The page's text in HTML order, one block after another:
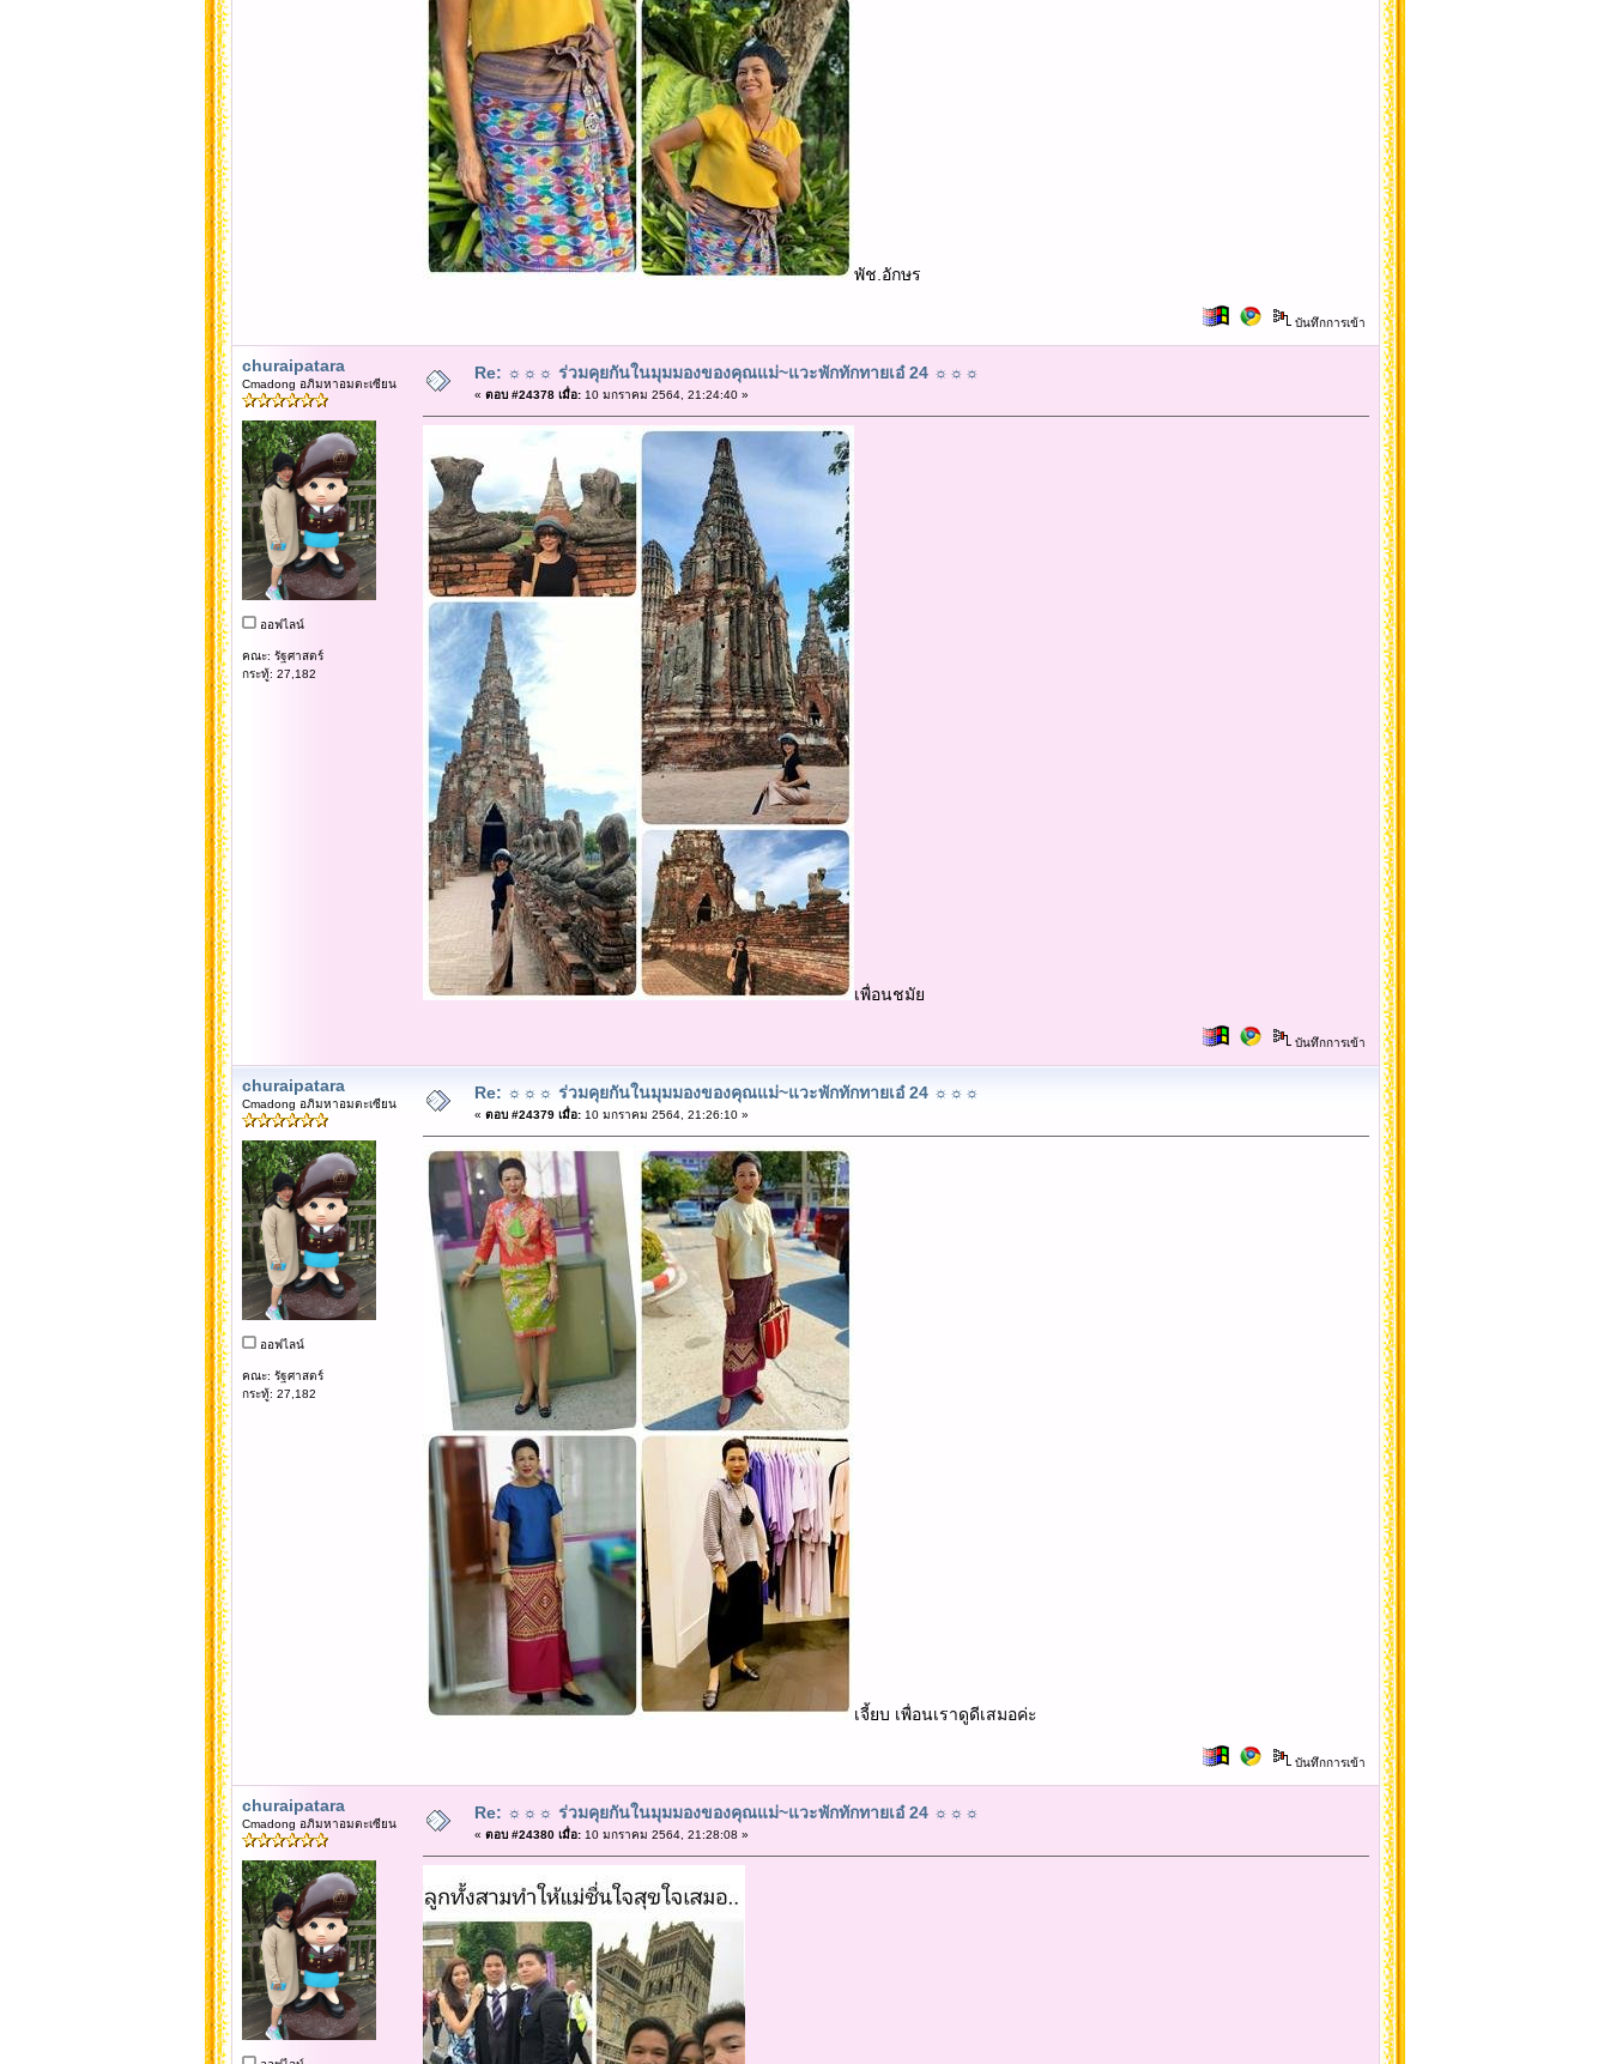
พัช.อักษร
บันทึกการเข้า
churaipatara
Cmadong อภิมหาอมตะเซียน
ออฟไลน์
คณะ: รัฐศาสตร์
กระทู้: 27,182
Re: ☼☼☼ ร่วมคุยกันในมุมมองของคุณแม่~แวะพักทักทายเอ๋ 24 ☼☼☼
« ตอบ #24378 เมื่อ:10 มกราคม 2564, 21:24:40 »
เพื่อนชมัย
บันทึกการเข้า
churaipatara
Cmadong อภิมหาอมตะเซียน
ออฟไลน์
คณะ: รัฐศาสตร์
กระทู้: 27,182
Re: ☼☼☼ ร่วมคุยกันในมุมมองของคุณแม่~แวะพักทักทายเอ๋ 24 ☼☼☼
« ตอบ #24379 เมื่อ:10 มกราคม 2564, 21:26:10 »
เจี้ยบ เพื่อนเราดูดีเสมอค่ะ
บันทึกการเข้า
churaipatara
Cmadong อภิมหาอมตะเซียน
Re: ☼☼☼ ร่วมคุยกันในมุมมองของคุณแม่~แวะพักทักทายเอ๋ 24 ☼☼☼
« ตอบ #24380 เมื่อ:10 มกราคม 2564, 21:28:08 »